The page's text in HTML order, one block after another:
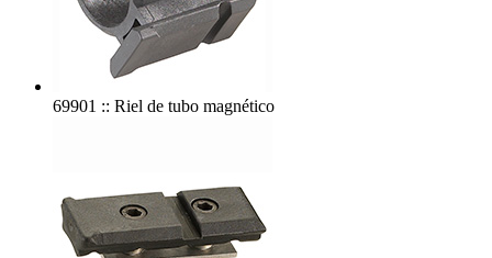
69901 :: Riel de tubo magnético